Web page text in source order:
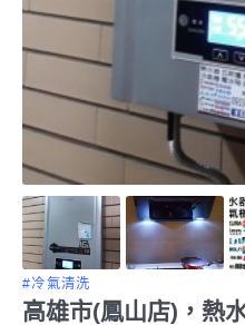
#冷氣清洗
高雄市(鳳山店)，熱